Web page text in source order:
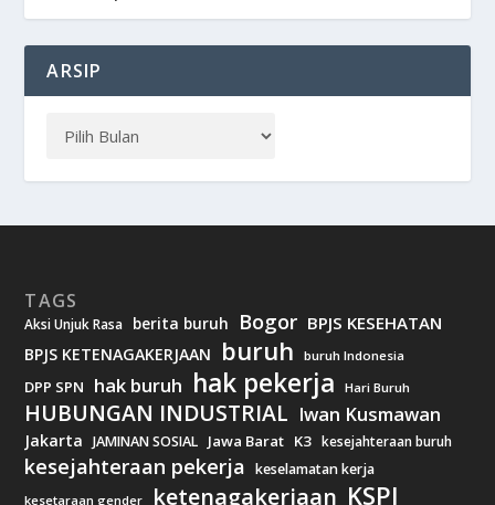
ARSIP
TAGS
Aksi Unjuk Rasa berita buruh Bogor BPJS KESEHATAN
BPJS KETENAGAKERJAAN buruh buruh Indonesia
DPP SPN hak buruh hak pekerja Hari Buruh
HUBUNGAN INDUSTRIAL Iwan Kusmawan
Jakarta JAMINAN SOSIAL Jawa Barat K3 kesejahteraan buruh
kesejahteraan pekerja keselamatan kerja
kesetaraan gender ketenagakerjaan KSPI